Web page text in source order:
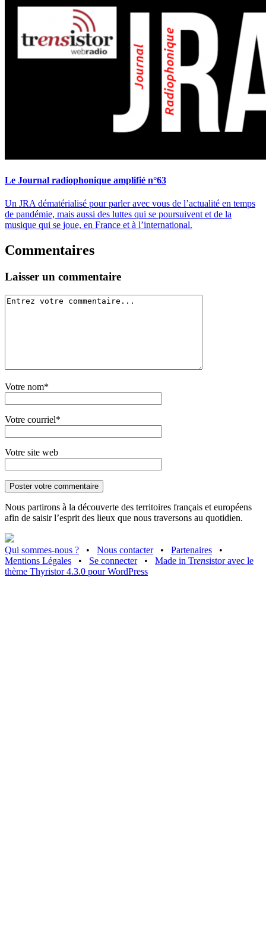
Le Journal radiophonique amplifié n°63
Un JRA dématérialisé pour parler avec vous de l’actualité en temps
de pandémie, mais aussi des luttes qui se poursuivent et de la
musique qui se joue, en France et à l’international.
Commentaires
Laisser un commentaire
Votre nom*
Votre courriel*
Votre site web
Nous partirons à la découverte des territoires français et européens
afin de saisir l’esprit des lieux que nous traversons au quotidien.
Qui sommes-nous ? • Nous contacter • Partenaires
•
Mentions Légales
• Se connecter • Made in Trensistor avec le
thème Thyristor 4.3.0 pour WordPress